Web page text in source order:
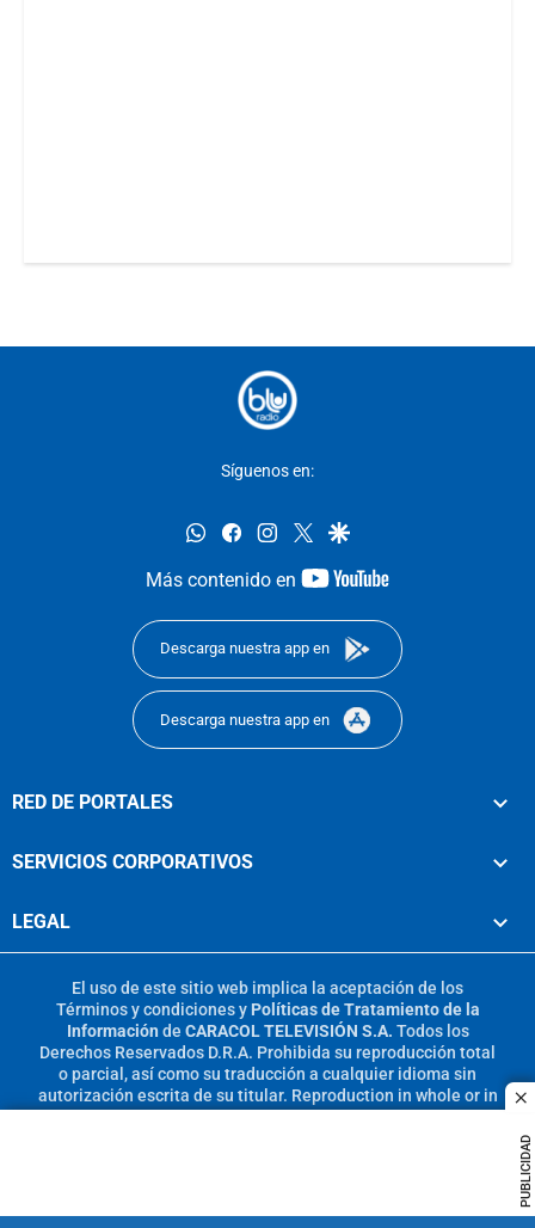
PUBLICIDAD
Síguenos en:
whatsappfacebookinstagram
twittergoogle
Más contenido en
youtube-
Descarga nuestra app en
Descarga nuestra app en
RED DE PORTALES
SERVICIOS CORPORATIVOS
LEGAL
El uso de este sitio web implica la aceptación de los
Términos y condicionesy Políticas de Tratamiento de la
Información de CARACOL TELEVISIÓN S.A. Todos los
Derechos Reservados D.R.A. Prohibida su reproducción total
o parcial, así como su traducción a cualquier idioma sin
autorización escrita de su titular. Reproduction in whole or in